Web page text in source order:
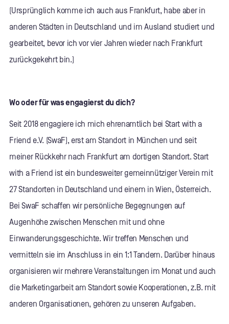
(Ursprünglich komme ich auch aus Frankfurt, habe aber in
anderen Städten in Deutschland und im Ausland studiert und
gearbeitet, bevor ich vor vier Jahren wieder nach Frankfurt
zurückgekehrt bin.)
Wo oder für was engagierst du dich?
Seit 2018 engagiere ich mich ehrenamtlich bei Start with a
Friend e.V. (SwaF), erst am Standort in München und seit
meiner Rückkehr nach Frankfurt am dortigen Standort. Start
with a Friend ist ein bundesweiter gemeinnütziger Verein mit
27 Standorten in Deutschland und einem in Wien, Österreich.
Bei SwaF schaffen wir persönliche Begegnungen auf
Augenhöhe zwischen Menschen mit und ohne
Einwanderungsgeschichte. Wir treffen Menschen und
vermitteln sie im Anschluss in ein 1:1 Tandem. Darüber hinaus
organisieren wir mehrere Veranstaltungen im Monat und auch
die Marketingarbeit am Standort sowie Kooperationen, z.B. mit
anderen Organisationen, gehören zu unseren Aufgaben.